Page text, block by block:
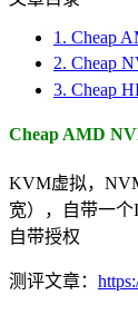
1. Cheap
2. Cheap
3. Cheap
Cheap AMD
KVM虚拟，
宽），自带一个
自带授权
测评文章：